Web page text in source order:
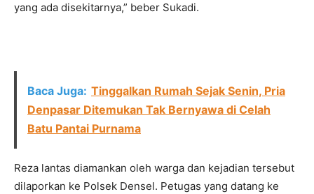
yang ada disekitarnya,” beber Sukadi.
Baca Juga: Tinggalkan Rumah Sejak Senin, Pria
Denpasar Ditemukan Tak Bernyawa di Celah
Batu Pantai Purnama
Reza lantas diamankan oleh warga dan kejadian tersebut
dilaporkan ke Polsek Densel. Petugas yang datang ke